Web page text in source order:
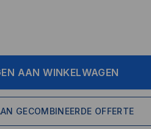
AAN WINKELWAGEN
GECOMBINEERDE OFFERTE